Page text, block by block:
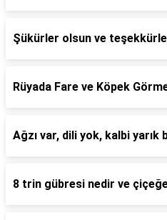
Şükürler olsun ve
Rüyada Fare ve Köpek
Ağzı var, dili yok, kalbi yarık
8 trin gübresi nedir ve